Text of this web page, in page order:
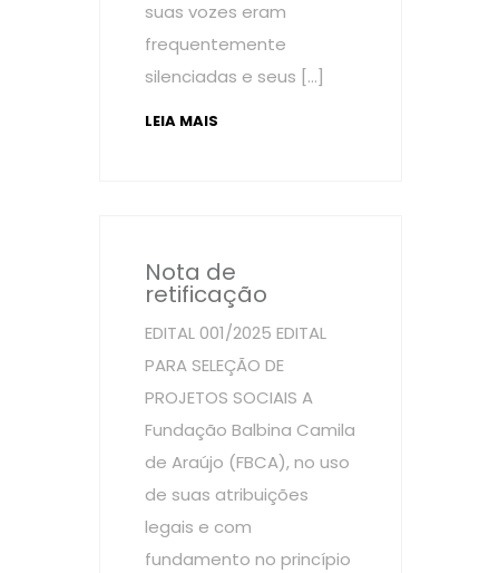
suas vozes eram
frequentemente
silenciadas e seus […]
LEIA MAIS
Nota de
retificação
EDITAL 001/2025 EDITAL
PARA SELEÇÃO DE
PROJETOS SOCIAIS A
Fundação Balbina Camila
de Araújo (FBCA), no uso
de suas atribuições
legais e com
fundamento no princípio